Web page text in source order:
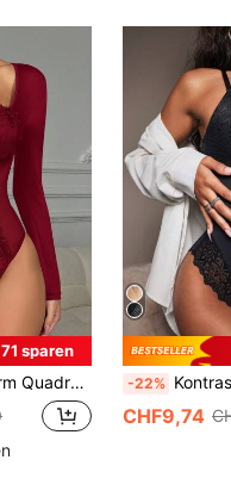
sparen
Mesh Patchwork Slim Fit -22% Kontrast
CHF9,74